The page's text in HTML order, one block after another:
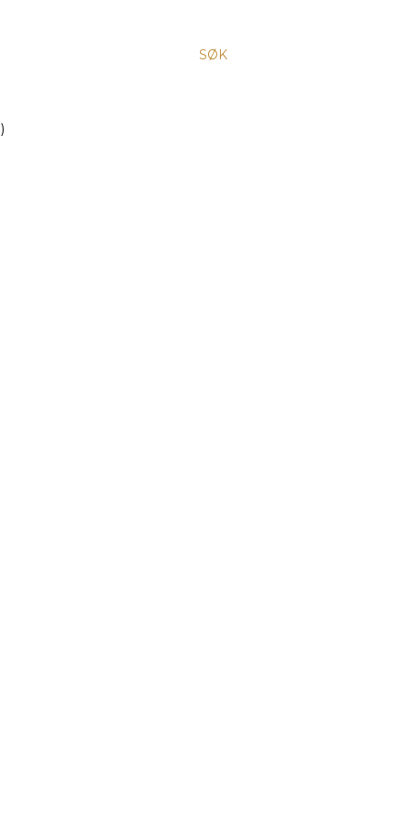
SØK